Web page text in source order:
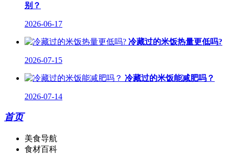
别？
2026-06-17
冷藏过的米饭热量更低吗?
2026-07-15
冷藏过的米饭能减肥吗？
2026-07-14
首页
美食导航
食材百科